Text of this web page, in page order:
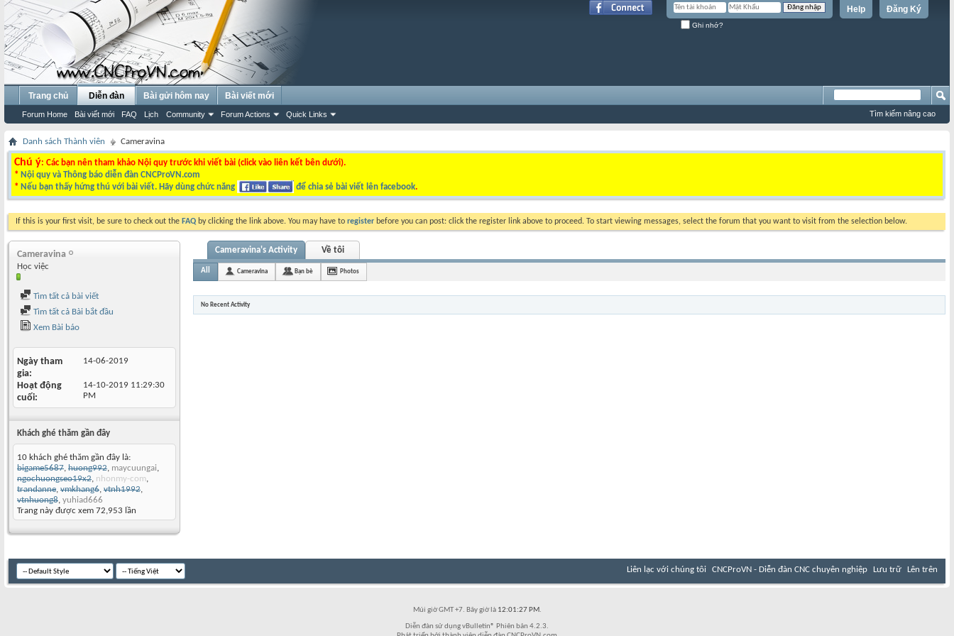
Đăng Ký
Help
Ghi nhớ?
Trang chủ Diễn đàn
Forum Home Bài viết mới FAQ Lịch Community Forum Actions Quick Links
Bài gửi hôm nay Bài viết mới
Tìm kiếm nâng cao
Danh sách Thành viên Cameravina
Chú ý: Các bạn nên tham khảo Nội quy trước khi viết bài (click vào liên kết bên dưới).
* Nội quy và Thông báo diễn đàn CNCProVN.com
* Nếu bạn thấy hứng thú với bài viết. Hãy dùng chức năng để chia sẻ bài viết lên facebook.
If this is your first visit, be sure to check out the FAQ by clicking the link above. You may have to register before you can post: click the register link above to proceed. To start viewing messages, select the forum that you want to visit from the selection below.
Cameravina
Học việc
Tìm tất cả bài viết
Tìm tất cả Bài bắt đầu
Xem Bài báo
Ngày tham
gia
14-06-2019
Hoạt động
cuối
14-10-2019 11:29:30
PM
Khách ghé thăm gần đây
10 khách ghé thăm gần đây là:
bigame5687, huong992, maycuungai,
ngochuongseo19x2, nhonmy-com,
trandanne, vmkhang6, vtnh1992,
vtnhuong8, yuhiad666
Trang này được xem 72,953 lần
Cameravina's Activity Về tôi
All Cameravina Bạn bè Photos
No Recent Activity
Liên lạc với chúng tôi CNCProVN - Diễn đàn CNC chuyên nghiệp Lưu trữ Lên trên
Múi giờ GMT +7. Bây giờ là 12:01:27 PM.
Diễn đàn sử dụng vBulletin® Phiên bản 4.2.3.